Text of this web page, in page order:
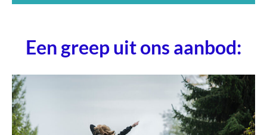
Een greep uit ons aanbod: